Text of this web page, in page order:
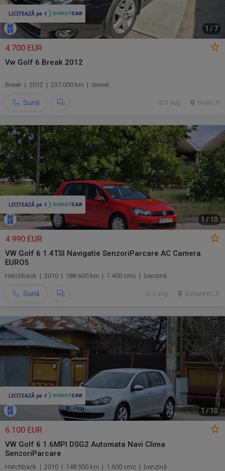
1 / 7
4.700 EUR
Vw Golf 6 Break 2012
Break | 2012 | 237.000 km | diesel
Sună Dudu, IF
3 aug.
1 / 10
4.990 EUR
VW Golf 6 1.4TSI Navigatie SenzoriParcare AC Camera
EURO5
Hatchback | 2010 | 188.600 km | 1.400 cmc | benzină
Sună Bucuresti, IF
3 aug.
1 / 10
6.100 EUR
VW Golf 6 1.6MPI DSG2 Automata Navi Clima
SenzoriParcare
Hatchback | 2010 | 148.500 km | 1.600 cmc | benzină